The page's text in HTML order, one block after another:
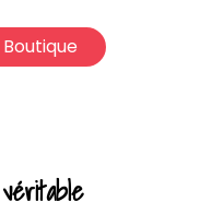
Boutique
véritable